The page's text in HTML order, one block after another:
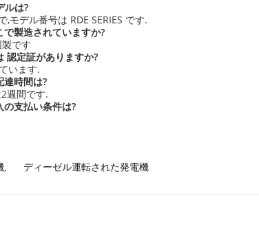
ルは?
モデル番号は RDE SERIES です.
で製造されていますか?
です
認定証がありますか?
います.
達時間は?
週間です.
の支払い条件は?
, ディーゼル運転された発電機